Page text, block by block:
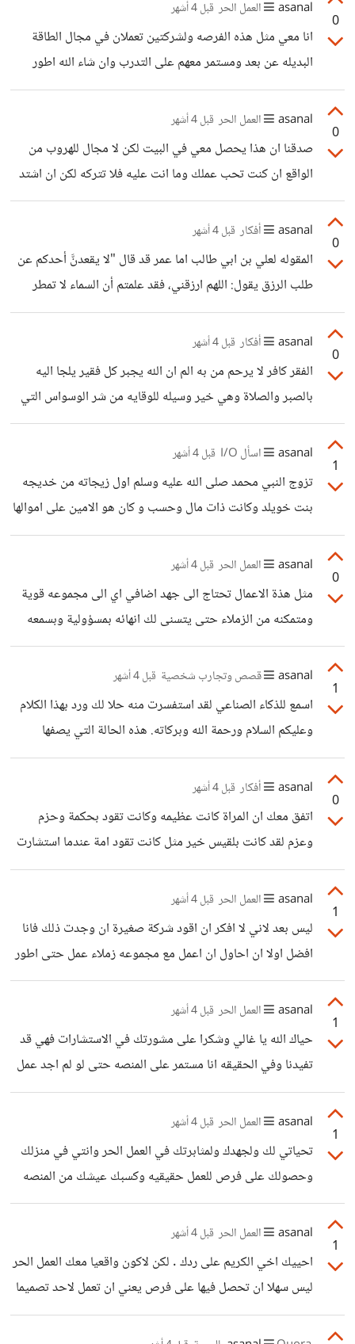
مذهبي سيدخلني الجنه وان مذهبك سيدخلك النار لكن لنكون
واقعيين ان الحكم سيكون يوم القيامه اما الطريق فنحن نشقه
0
asanal العمل الحر قبل 4 أشهر
انا معي مثل هذه الفرصه ولشركتين تعملان في مجال الطاقة
البديله عن بعد ومستمر معهم على التدرب وان شاء الله اطور
ملف للاعمال يساعدني على الحصول على افضل الفرص في
المنصات
0
asanal العمل الحر قبل 4 أشهر
صدقنا ان هذا يحصل معي في البيت لكن لا مجال للهروب من
الواقع ان كنت تحب عملك وما انت عليه فلا تتركه لكن ان اشتد
الامر وزاد الضغط عليك فهناك مجالا للتفكير في مكان يمكن ان
تقعد فيه لتنجز مشاريعك دون اي ضغط يولد لك القلق ويورقك.
0
asanal أفكار قبل 4 أشهر
المقوله لعلي بن ابي طالب اما عمر قد قال "لا يقعدنَّ أحدكم عن
طلب الرزق يقول: اللهم ارزقني، فقد علمتم أن السماء لا تمطر
ذهباً ولا فضة."
0
asanal أفكار قبل 4 أشهر
الفقر كافر لا يرحم من به الم ان الله يجبر كل فقير يلجا اليه
بالصبر والصلاة وهي خير وسيله للوقايه من شر الوسواس التي
يوسوس بها الشيطان صدر المبتلي بالديون بان يقول له في
صدره ان لا باب له سيفتح لغدا افضل وقد ضاق به الفضاء بما
رحب وظن بالله الظنون ويقوم اخيرا بفعله لا يرضي بها الله ظنا
منه انها سوف تحميه وتحمي عائلته من المهانه والذل.
1
asanal اسأل I/O قبل 4 أشهر
تزوج النبي محمد صلى الله عليه وسلم اول زيجاته من خديجه
بنت خويلد وكانت ذات مال وحسب و كان هو الامين على اموالها
وقد كان عمر النبي صلى الله عليه وسلم 25 وهي قد شارفت سن
الاربعين وقد كانت ثيب عندما تزوجها وقد انجب منها سته هم
اربع بنات و اثنين بنين اما يحصل حاليا فهي نتاج مزاجيه للعامه
وللنظره التي ينظر بها بعض العامه فليس صحيح ان من يتزوج
0
asanal العمل الحر قبل 4 أشهر
مثل هذة الاعمال تحتاج الى جهد اضافي اي الى مجموعه قوية
ومتمكنه من الزملاء حتى يتسنى لك انهائه بمسؤولية وبسمعه
طيبه تحصلين عليها .
1
asanal قصص وتجارب شخصية قبل 4 أشهر
اسمع للذكاء الصناعي لقد استفسرت منه حلا لك ورد بهذا الكلام
وعليكم السلام ورحمة الله وبركاته. هذه الحالة التي يصفها
"المجهول" هي تشخيص دقيق لما يسمى "فخ الإنتاجية الزائفة"
و "إجهاد القرار". ​المشكلة الأساسية هنا ليست في "ضعف
الإرادة"، بل في أن العقل يعاني من تخمة مدخلات. عندما يهرب
الإنسان من الدراسة إلى "تويتر" أو الألعاب، هو لا يرتاح، بل ينقل
التي يمكن
0
asanal أفكار قبل 4 أشهر
اتفق معك ان المراة كانت عظيمه وكانت تقود بحكمة وحزم
وعزم لقد كانت بلقيس خير مثل كانت تقود امة عندما استشارت
قومها عن رسالة نبي الله سليمان و خيروها بالحرب على ان تسمع
منه شيء لكنها كانت الاذكاء وقد حفظت رقاب قومها بعد ان كانوا
سيهلكون بما لا طاقة لهم فيها
1
asanal العمل الحر قبل 4 أشهر
ليس بعد لاني لا افكر ان اقود شركة صغيرة ان وجدت ذلك فانا
افضل اولا ان احاول ان اعمل مع مجموعه زملاء عمل حتى اطور
خبراتي ان وجدت هذا قريبا ان شاء الله
1
asanal العمل الحر قبل 4 أشهر
حياك الله يا غالي وشكرا على مشورتك في الاستشارات فهي قد
تفيدنا وفي الحقيقه انا مستمر على المنصه حتى لو لم اجد عمل
حاليا فانا لي عمل خاص اقوم به خارج المنصه عن بعد وهذا ما
سيمكنني من بناء بورتفوليو قوي في القريب العاجل ان شاء الله
تحياتي لك
1
asanal العمل الحر قبل 4 أشهر
تحياتي لك ولجهدك ولمثابرتك في العمل الحر وانتي في منزلك
وحصولك على فرص للعمل حقيقيه وكسبك عيشك من المنصه
عن بعد وقد اذهلني ذلك جدا وهو ما لم احققه انا بسهوله حتى
الان ولكني لست يأسا فرزقي لن ياخذه غيري والحمد لله على كل
حال والاهم كان هو موضوع نقاشي انه صحيح ان العمل منفردا
ستكون تحقيق نتائج نجاح في كسب عيشك من المنصه ليست
كبيره و سريعه اما ان كان جماعيا فان تحقيق نجاح سريع فيكون
1
asanal العمل الحر قبل 4 أشهر
احييك اخي الكريم على ردك . لكن لاكون واقعيا معك العمل الحر
ليس سهلا ان تحصل فيها على فرص يعني ان تعمل لاحد تصميما
لو طلب منك ان تصمم له لان العمل الحر يجتاح الى بورتفوليو
قوي وهذا ما يحتاج الى جهد جماعي التصميم عمل يتحاج الى